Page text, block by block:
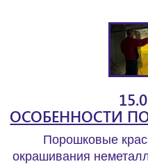
ОСОБЕННОСТИ
Порошковые
окрашивания